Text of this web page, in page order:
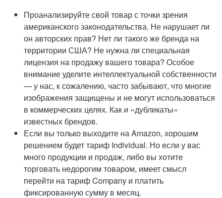
Проанализируйте свой товар с точки зрения
американского законодательства. Не нарушает ли
он авторских прав? Нет ли такого же бренда на
территории США? Не нужна ли специальная
лицензия на продажу вашего товара? Особое
внимание уделите интеллектуальной собственности
— у нас, к сожалению, часто забывают, что многие
изображения защищены и не могут использоваться
в коммерческих целях. Как и «дубликаты»
известных брендов.
Если вы только выходите на Amazon, хорошим
решением будет тариф Individual. Но если у вас
много продукции и продаж, либо вы хотите
торговать недорогим товаром, имеет смысл
перейти на тариф Company и платить
фиксированную сумму в месяц.